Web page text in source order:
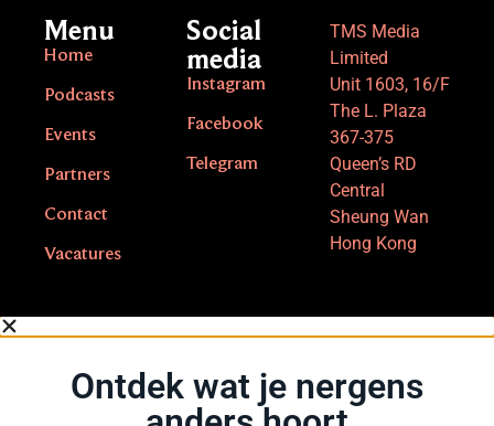
Menu
Home
Podcasts
Events
Partners
Contact
Vacatures
Social
media
Instagram
Facebook
Telegram
TMS Media
Limited
Unit 1603, 16/F
The L. Plaza
367-375
Queen’s RD
Central
Sheung Wan
Hong Kong
Ontdek wat je nergens